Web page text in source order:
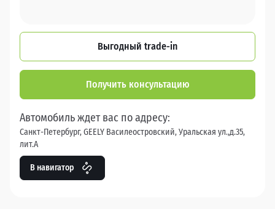
Выгодный trade-in
Получить консультацию
Автомобиль ждет вас по адресу:
Санкт-Петербург, GEELY Василеостровский, Уральская ул.,д.35,
лит.А
В навигатор